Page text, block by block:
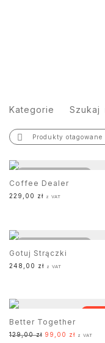
Kategorie Szukaj
Produkty otagowane
Coffee Dealer
229,00 zł z VAT
Gotuj Strączki
248,00 zł z VAT
Better Together
129,00zł Pierwotna cena
99,00 zł z VAT